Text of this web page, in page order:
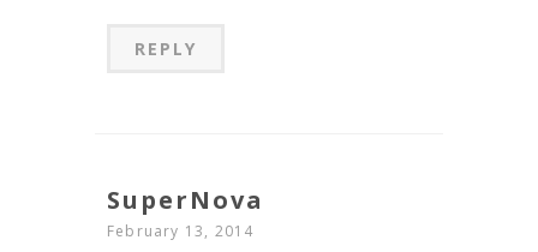
REPLY
SuperNova
February 13, 2014